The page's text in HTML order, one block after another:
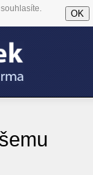
OK